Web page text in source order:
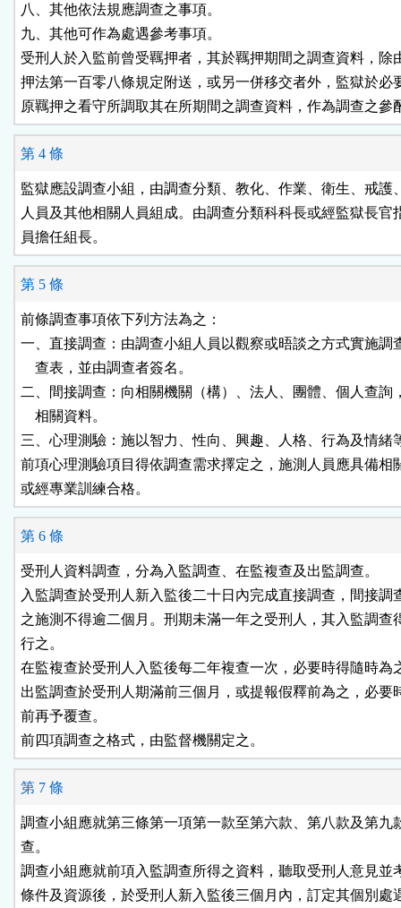
八、其他依法規應調查之事項。
九、其他可作為處遇參考事項。
受刑人於入監前曾受羈押者，其於羈押期間之調查資料，除
押法第一百零八條規定附送，或另一併移交者外，監獄於必
原羈押之看守所調取其在所期間之調查資料，作為調查之參
第 4 條
監獄應設調查小組，由調查分類、教化、作業、衛生、戒護
人員及其他相關人員組成。由調查分類科科長或經監獄長官
員擔任組長。
第 5 條
前條調查事項依下列方法為之：
一、直接調查：由調查小組人員以觀察或晤談之方式實施調
    查表，並由調查者簽名。
二、間接調查：向相關機關（構）、法人、團體、個人查詢
    相關資料。
三、心理測驗：施以智力、性向、興趣、人格、行為及情緒
前項心理測驗項目得依調查需求擇定之，施測人員應具備相
或經專業訓練合格。
第 6 條
受刑人資料調查，分為入監調查、在監複查及出監調查。
入監調查於受刑人新入監後二十日內完成直接調查，間接調
之施測不得逾二個月。刑期未滿一年之受刑人，其入監調查
行之。
在監複查於受刑人入監後每二年複查一次，必要時得隨時為
出監調查於受刑人期滿前三個月，或提報假釋前為之，必要
前再予覆查。
前四項調查之格式，由監督機關定之。
第 7 條
調查小組應就第三條第一項第一款至第六款、第八款及第九
查。
調查小組應就前項入監調查所得之資料，聽取受刑人意見並
條件及資源後，於受刑人新入監後三個月內，訂定其個別處